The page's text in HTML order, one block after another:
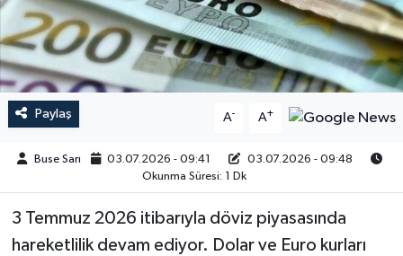
Paylaş A- A+
Buse Sarı 03.07.2026 - 09:41
03.07.2026 - 09:48
Okunma Süresi: 1 Dk
3 Temmuz 2026 itibarıyla döviz piyasasında
hareketlilik devam ediyor. Dolar ve Euro kurları